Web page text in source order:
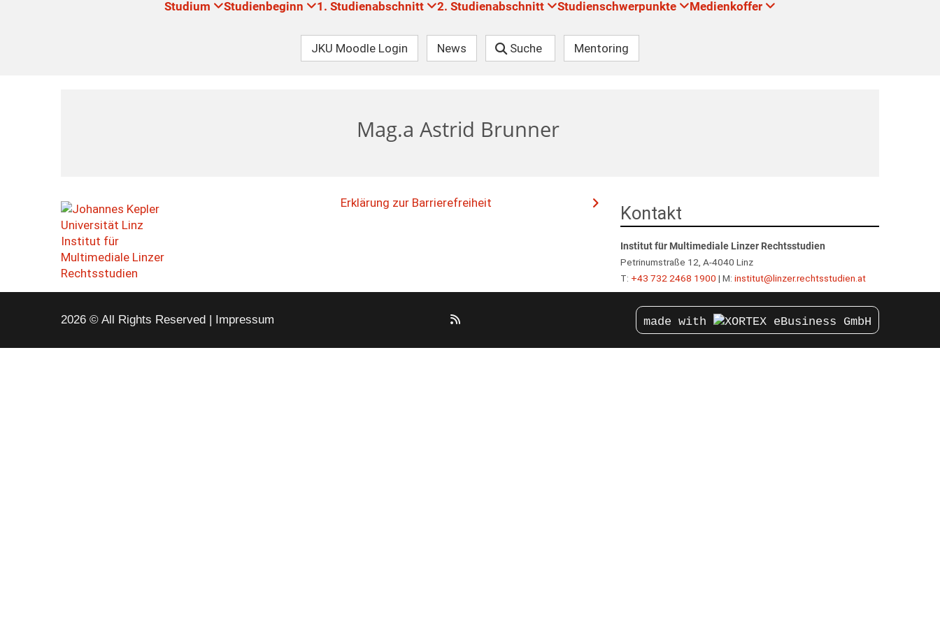
Studium Studienbeginn 1. Studienabschnitt 2. Studienabschnitt Studienschwerpunkte Medienkoffer
JKU Moodle Login News Suche Mentoring
Mag.a Astrid Brunner
Erklärung zur Barrierefreiheit Kontakt
Institut für Multimediale Linzer Rechtsstudien
Petrinumstraße 12, A-4040 Linz
T: +43 732 2468 1900 | M: institut@linzer.rechtsstudien.at
2026 © All Rights Reserved Impressum made with